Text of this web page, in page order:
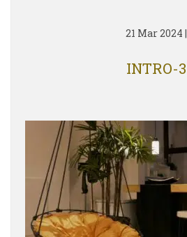
21 Mar 2024 |
INTRO-3